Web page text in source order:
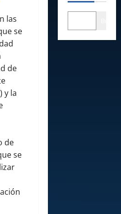
las
se
de
y la
de
se